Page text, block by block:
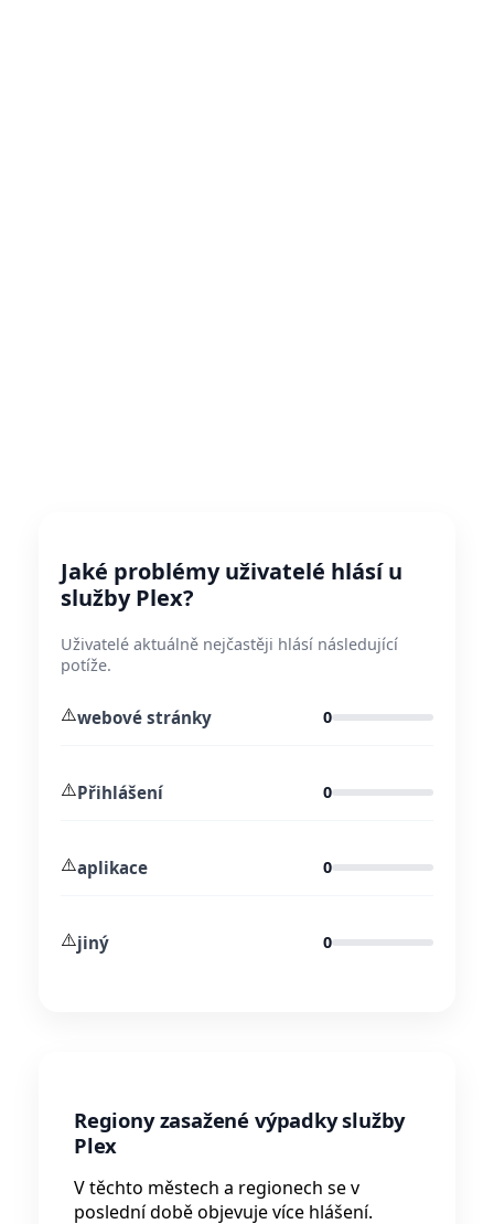
Jaké problémy uživatelé hlásí u
služby Plex?
Uživatelé aktuálně nejčastěji hlásí následující
potíže.
⚠️webové stránky 0
⚠️Přihlášení 0
⚠️aplikace 0
⚠️jiný 0
Regiony zasažené výpadky služby
Plex
V těchto městech a regionech se v
poslední době objevuje více hlášení.